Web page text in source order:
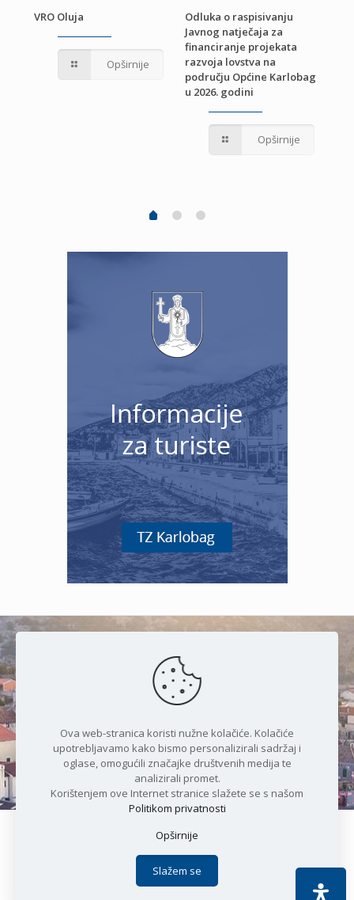
VRO Oluja
Opširnije
Odluka o raspisivanju
Javnog natječaja za
financiranje projekata
razvoja lovstva na
području Općine Karlobag
u 2026. godini
Opširnije
Čudesan spoj kristalnog mora i
prirode
Copyright © 2021 Općina Karlobag | Sva prava pridržana |
Politika privatnosti
Apoc IT
Ova web-stranica koristi nužne kolačiće. Kolačiće
upotrebljavamo kako bismo personalizirali sadržaj i
oglase, omogućili značajke društvenih medija te
analizirali promet.
Korištenjem ove Internet stranice slažete se s našom
Politikom privatnosti
Opširnije
Slažem se